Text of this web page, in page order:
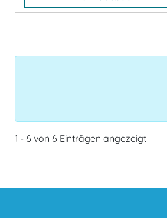
1 - 6 von 6 Einträgen angezeigt